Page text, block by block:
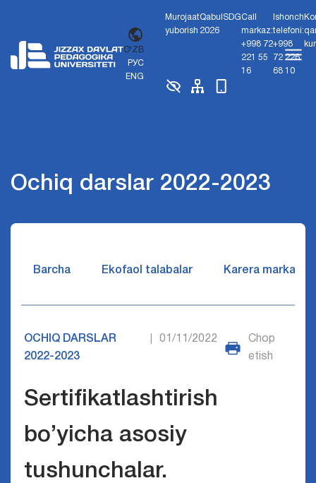
O'ZB
РУС
ENG
Murojaat
yuborish
Qabul
2026
SDGCall
markaz:
+998 72
221 55
16
Ishonch
telefoni:
+998
72 226
68 10
Ochiq darslar 2022-2023
Barcha Ekofaol talabalar Karera markazi
OCHIQ DARSLAR
2022-2023
01/11/2022
Chop
etish
Sertifikatlashtirish
bo’yicha asosiy
tushunchalar.